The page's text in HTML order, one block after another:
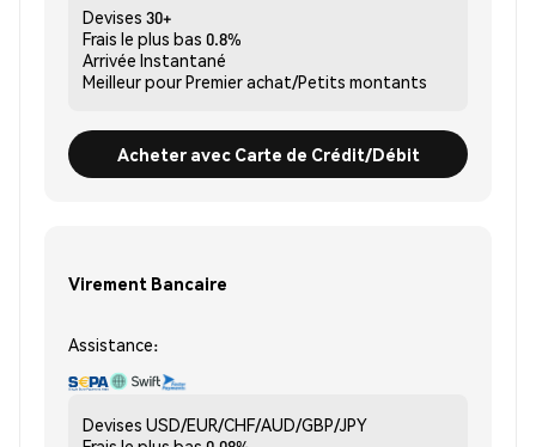
Devises 30+
Frais le plus bas 0.8%
Arrivée Instantané
Meilleur pourPremier achat/Petits montants
Acheter avec Carte de Crédit/Débit
Virement Bancaire
Assistance:
Devises USD/EUR/CHF/AUD/GBP/JPY